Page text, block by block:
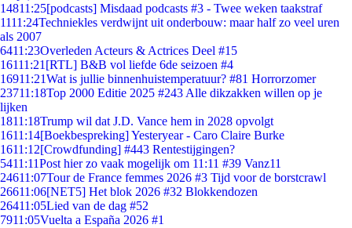
14811:25[podcasts] Misdaad podcasts #3 - Twee weken taakstraf
1111:24Techniekles verdwijnt uit onderbouw: maar half zo veel uren
als 2007
6411:23Overleden Acteurs & Actrices Deel #15
16111:21 [RTL] B&B vol liefde 6de seizoen #4
16911:21Wat is jullie binnenhuistemperatuur? #81 Horrorzomer
23711:18Top 2000 Editie 2025 #243 Alle dikzakken willen op je
lijken
1811:18Trump wil dat J.D. Vance hem in 2028 opvolgt
1611:14[Boekbespreking] Yesteryear - Caro Claire Burke
1611:12[Crowdfunding] #443 Rentestijgingen?
5411:11Post hier zo vaak mogelijk om 11:11 #39 Vanz11
24611:07Tour de France femmes 2026 #3 Tijd voor de borstcrawl
26611:06[NET5] Het blok 2026 #32 Blokkendozen
26411:05Lied van de dag #52
7911:05Vuelta a España 2026 #1